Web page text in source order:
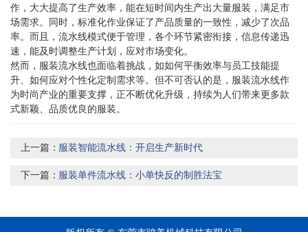
作，大大提高了生产效率，能在短时间内生产出大量服装，满足市
场需求。同时，标准化作业保证了产品质量的一致性，减少了次品
率。而且，流水线模式便于管理，各个环节紧密衔接，信息传递迅
速，能及时调整生产计划，应对市场变化。
然而，服装流水线也面临着挑战，如如何平衡效率与员工技能提
升、如何应对个性化定制需求等。但不可否认的是，服装流水线作
为时尚产业的重要支撑，正不断优化升级，持续为人们带来更多款
式新颖、品质优良的服装。
上一篇： 服装智能流水线：开启生产新时代
下一篇： 服装单件流水线：小单快反的制胜法宝